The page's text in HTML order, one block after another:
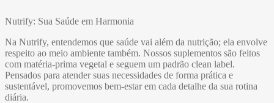
Nutrify: Sua Saúde em Harmonia
Na Nutrify, entendemos que saúde vai além da nutrição; ela envolve
respeito ao meio ambiente também. Nossos suplementos são feitos
com matéria-prima vegetal e seguem um padrão clean label.
Pensados para atender suas necessidades de forma prática e
sustentável, promovemos bem-estar em cada detalhe da sua rotina
diária.